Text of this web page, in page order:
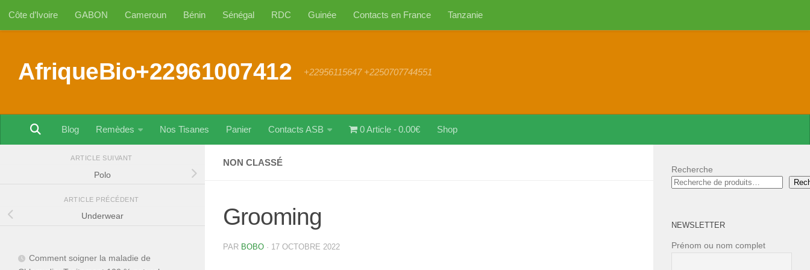
Au dessous du contenu
Côte d’Ivoire GABON Cameroun Bénin Sénégal RDC Guinée Contacts en France Tanzanie
AfriqueBio+22961007412 +22956115647 +2250707744551
Blog Remèdes Nos Tisanes Panier Contacts ASB 0 Article 0.00€ Shop
NON CLASSÉ
Grooming
PAR BOBO · 17 OCTOBRE 2022
ARTICLE SUIVANT
Polo
ARTICLE PRÉCÉDENT
Underwear
Comment soigner la maladie de
Recherche
NEWSLETTER
Prénom ou nom complet